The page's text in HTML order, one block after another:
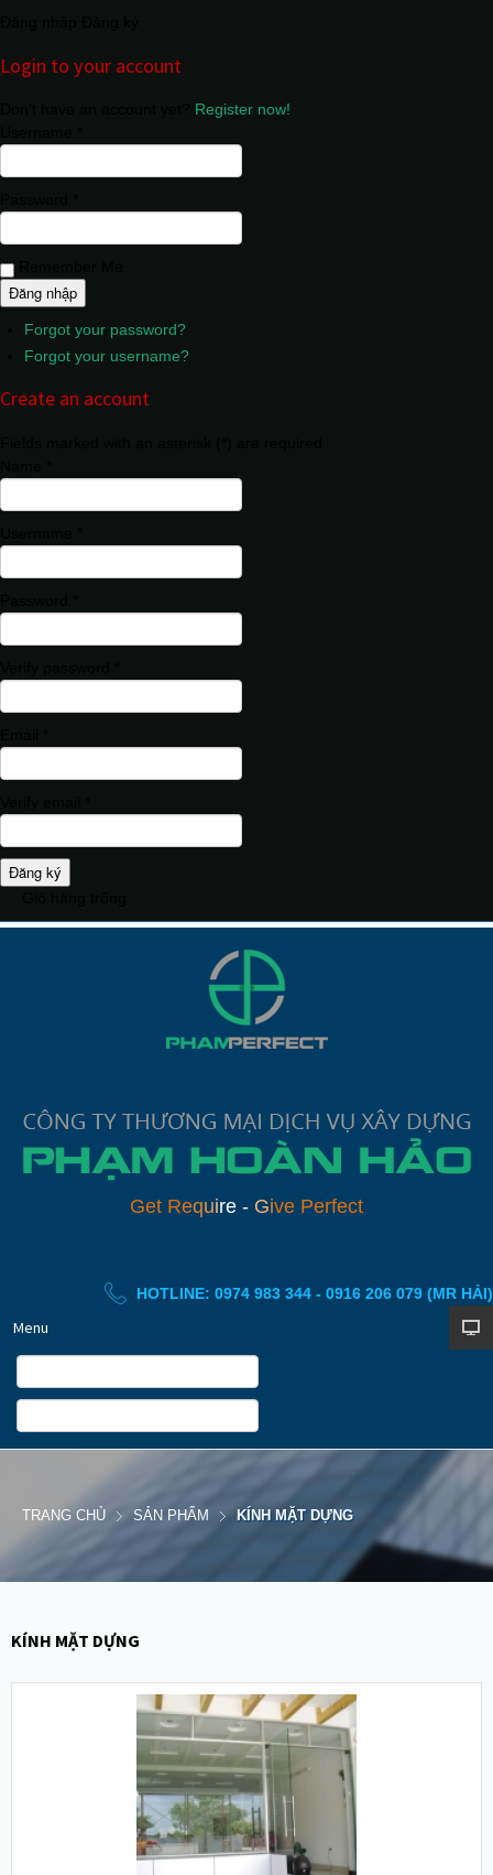
Login to your account
Register now!
Forgot your password?
Forgot your username?
Create an account
Đăng ký
Get Require - Give Perfect
HOTLINE: 0974 983 344 - 0916 206 079 (MR HẢI)
Menu
TRANG CHỦ SẢN PHẨM KÍNH MẶT DỰNG
KÍNH MẶT DỰNG